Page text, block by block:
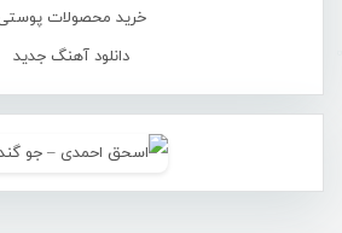
خرید محصولات
دانلود آهنگ جدید